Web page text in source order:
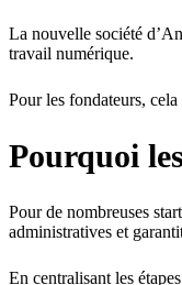
La nouvelle société
travail numérique.
Pour les fondateurs,
Pourquoi
Pour de nombreuses
administratives et
En centralisant les